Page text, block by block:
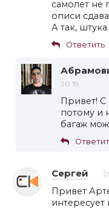
самолет не
описи
А так,
Ответить
20:18
Привет! С
потому и
багаж
Сергей
Привет